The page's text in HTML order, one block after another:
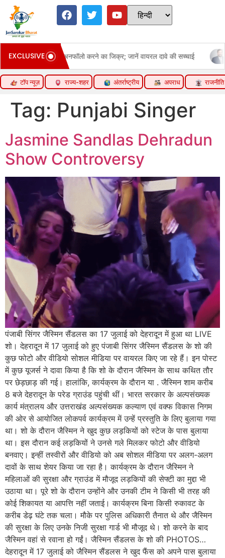
EXCLUSIVE
जिक्र; जानें वायरल दावे की सच्चाई मूड खराब तो छुट्टी; मानसिक सेहत का
टॉप न्यूज़ राज्य-शहर अंतर्राष्ट्रीय अपराध राजनीति
Tag: Punjabi Singer
Jasmine Sandlas Dehradun
Show Controversy
पंजाबी सिंगर जैस्मिन सैंडलस का 17 जुलाई को देहरादून में हुआ था LIVE
शो। देहरादून में 17 जुलाई को हुए पंजाबी सिंगर जैस्मिन सैंडलस के शो की
कुछ फोटो और वीडियो सोशल मीडिया पर वायरल किए जा रहे हैं। इन पोस्ट
में कुछ यूजर्स ने दावा किया है कि शो के दौरान जैस्मिन के साथ कथित तौर
पर छेड़छाड़ की गई। हालांकि, कार्यक्रम के दौरान या . जैस्मिन शाम करीब
8 बजे देहरादून के परेड ग्राउंड पहुंची थीं। भारत सरकार के अल्पसंख्यक
कार्य मंत्रालय और उत्तराखंड अल्पसंख्यक कल्याण एवं वक्फ विकास निगम
की ओर से आयोजित लोकपर्व कार्यक्रम में उन्हें प्रस्तुति के लिए बुलाया गया
था। शो के दौरान जैस्मिन ने खुद कुछ लड़कियों को स्टेज के पास बुलाया
था। इस दौरान कई लड़कियों ने उनसे गले मिलकर फोटो और वीडियो
बनवाए। इन्हीं तस्वीरों और वीडियो को अब सोशल मीडिया पर अलग-अलग
दावों के साथ शेयर किया जा रहा है। कार्यक्रम के दौरान जैस्मिन ने
महिलाओं की सुरक्षा और ग्राउंड में मौजूद लड़कियों की सेफ्टी का मुद्दा भी
उठाया था। पूरे शो के दौरान उन्होंने और उनकी टीम ने किसी भी तरह की
कोई शिकायत या आपत्ति नहीं जताई। कार्यक्रम बिना किसी रुकावट के
करीब डेढ़ घंटे तक चला। मौके पर पुलिस अधिकारी तैनात थे और जैस्मिन
की सुरक्षा के लिए उनके निजी सुरक्षा गार्ड भी मौजूद थे। शो करने के बाद
जैस्मिन वहां से रवाना हो गईं। जैस्मिन सैंडलस के शो की PHOTOS…
देहरादून में 17 जुलाई को जैस्मिन सैंडलस ने खुद फैंस को अपने पास बुलाया